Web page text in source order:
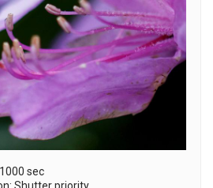
sec
Shutter priority